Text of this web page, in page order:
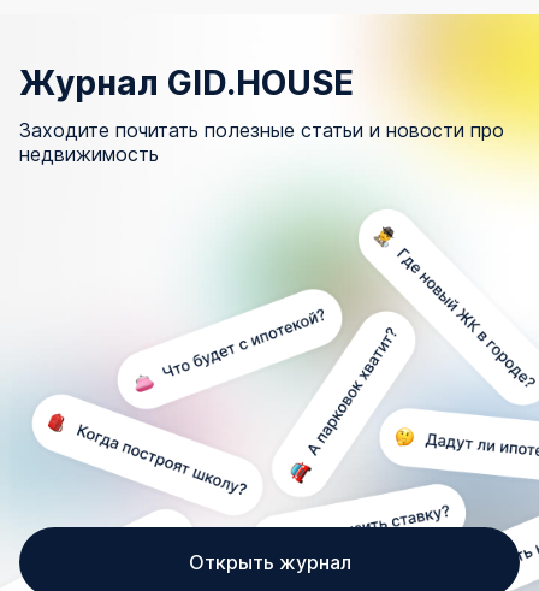
Журнал GID.HOUSE
Заходите почитать полезные статьи и новости про
недвижимость
Открыть журнал